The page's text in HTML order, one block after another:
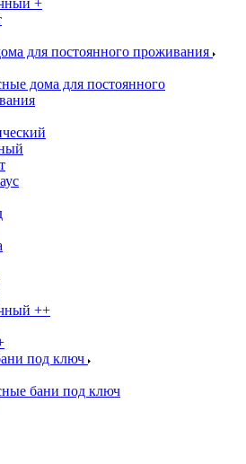
+
для постоянного проживания
дома для постоянного
++
под ключ
бани под ключ